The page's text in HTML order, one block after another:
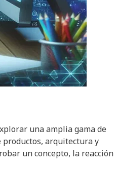
una amplia gama de
productos, arquitectura y
un concepto, la reacción